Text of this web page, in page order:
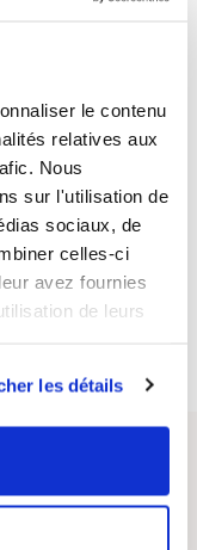
le contenu
relatives aux
Nous
sur l'utilisation de
sociaux, de
celles-ci
avez fournies
de leurs
les détails
par la
avant le